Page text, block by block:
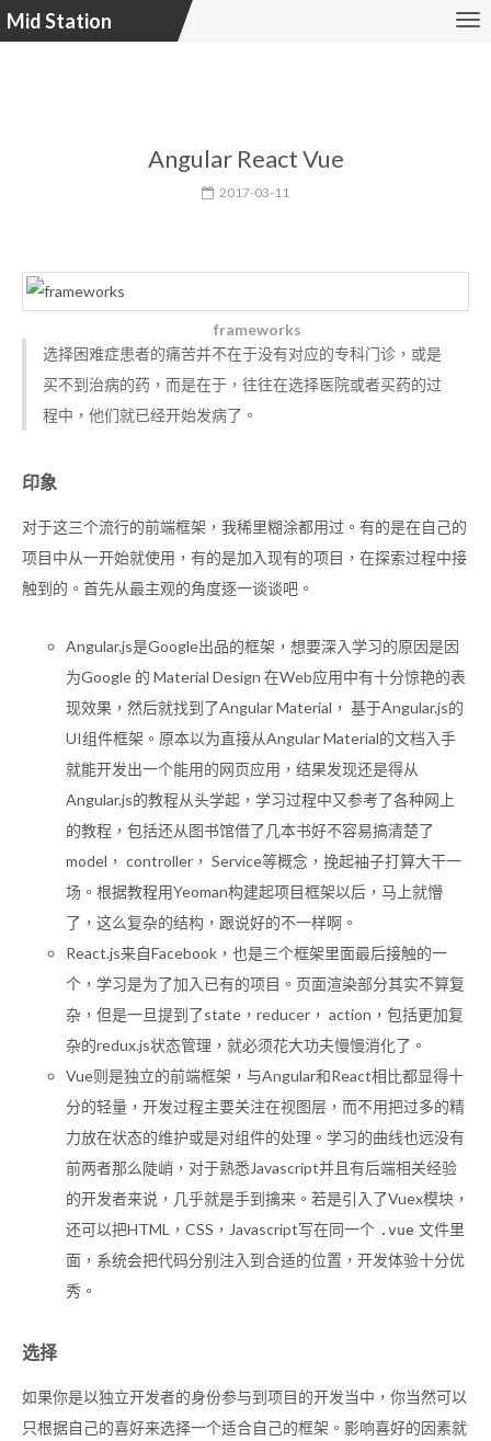
Mid Station
Angular React Vue
2017-03-11
frameworks
选择困难症患者的痛苦并不在于没有对应的专科门诊，或是
买不到治病的药，而是在于，往往在选择医院或者买药的过
程中，他们就已经开始发病了。
印象
对于这三个流行的前端框架，我稀里糊涂都用过。有的是在自己的
项目中从一开始就使用，有的是加入现有的项目，在探索过程中接
触到的。首先从最主观的角度逐一谈谈吧。
Angular.js是Google出品的框架，想要深入学习的原因是因
为Google 的 Material Design 在Web应用中有十分惊艳的表
现效果，然后就找到了Angular Material， 基于Angular.js的
UI组件框架。原本以为直接从Angular Material的文档入手
就能开发出一个能用的网页应用，结果发现还是得从
Angular.js的教程从头学起，学习过程中又参考了各种网上
的教程，包括还从图书馆借了几本书好不容易搞清楚了
model， controller， Service等概念，挽起袖子打算大干一
场。根据教程用Yeoman构建起项目框架以后，马上就懵
了，这么复杂的结构，跟说好的不一样啊。
React.js来自Facebook，也是三个框架里面最后接触的一
个，学习是为了加入已有的项目。页面渲染部分其实不算复
杂，但是一旦提到了state，reducer， action，包括更加复
杂的redux.js状态管理，就必须花大功夫慢慢消化了。
Vue则是独立的前端框架，与Angular和React相比都显得十
分的轻量，开发过程主要关注在视图层，而不用把过多的精
力放在状态的维护或是对组件的处理。学习的曲线也远没有
前两者那么陡峭，对于熟悉Javascript并且有后端相关经验
的开发者来说，几乎就是手到擒来。若是引入了Vuex模块，
还可以把HTML，CSS，Javascript写在同一个 .vue 文件里
面，系统会把代码分别注入到合适的位置，开发体验十分优
秀。
选择
如果你是以独立开发者的身份参与到项目的开发当中，你当然可以
只根据自己的喜好来选择一个适合自己的框架。影响喜好的因素就